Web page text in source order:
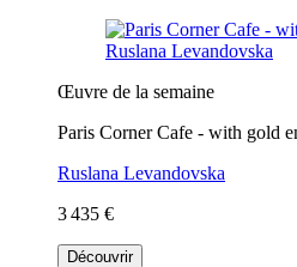
Œuvre de la semaine
Paris Corner Cafe - with gold
Ruslana Levandovska
3 435 €
Découvrir